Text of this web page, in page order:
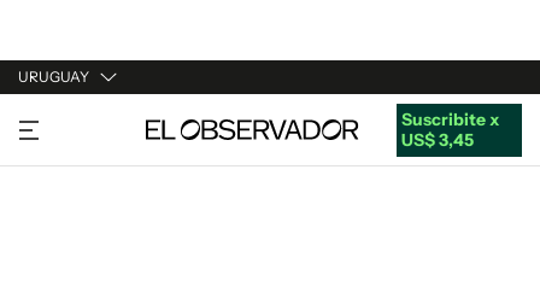
URUGUAY
URUGUAY
ARGENTINA
Suscribite x
US$ 3,45